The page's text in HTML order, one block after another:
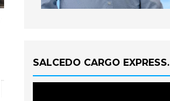
SALCEDO CARGO EXPRESS.